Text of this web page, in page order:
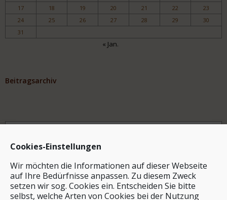
Cookies-Einstellungen
Wir möchten die Informationen auf dieser Webseite
auf Ihre Bedürfnisse anpassen. Zu diesem Zweck
setzen wir sog. Cookies ein. Entscheiden Sie bitte
selbst, welche Arten von Cookies bei der Nutzung
17
18 19 20 21 22
23
24
25 26 27 28 29
30
31
« Jan.
Beitragsarchiv
Archiv